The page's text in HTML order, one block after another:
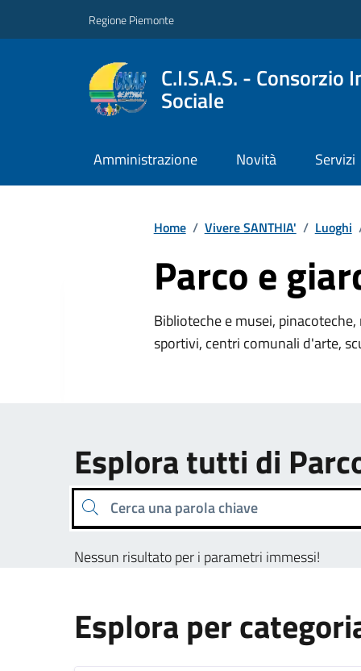
Regione Piemonte
C.I.S.A.S. -
Sociale
Amministrazione Novità Servizi
Home / Vivere SANTHIA' / Luoghi
Parco e
Biblioteche e musei,
sportivi, centri comunali d'arte,
Esplora tutti di
Cerca una parola chiave
Nessun risultato per i parametri immessi!
Esplora per